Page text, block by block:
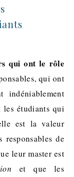
qui ont le rôle
qui ont
indéniablement
les étudiants qui
est la valeur
de
leur master est
et que les